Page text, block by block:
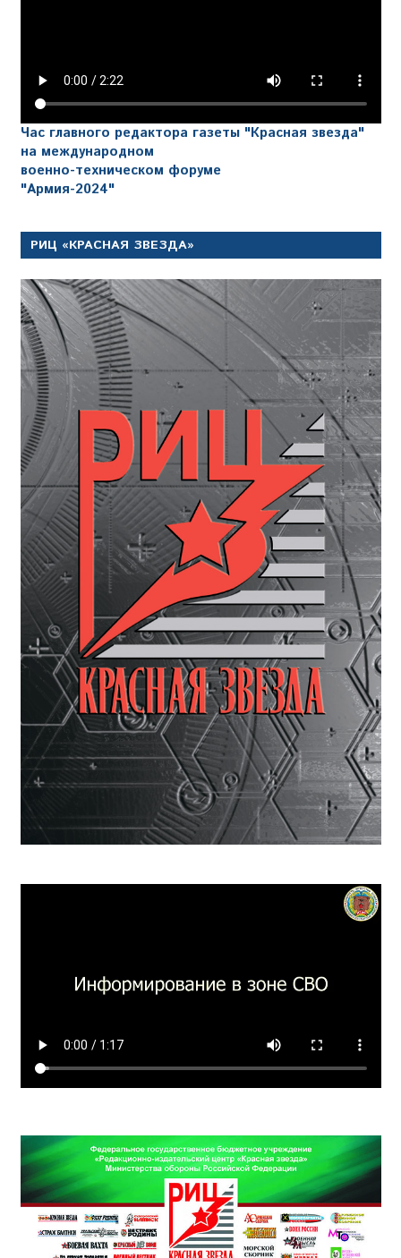
Час главного редактора газеты "Красная звезда"
на международном
военно-техническом форуме
"Армия-2024"
РИЦ «КРАСНАЯ ЗВЕЗДА»